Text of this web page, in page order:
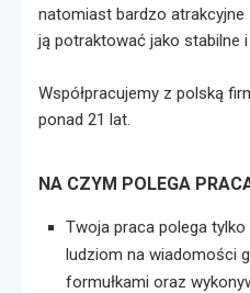
natomiast bardzo
ją potraktować jako stabilne
Współpracujemy z polską
ponad 21 lat.
NA CZYM POLEGA
Twoja praca polega tylko
ludziom na wiadomości
formułkami oraz